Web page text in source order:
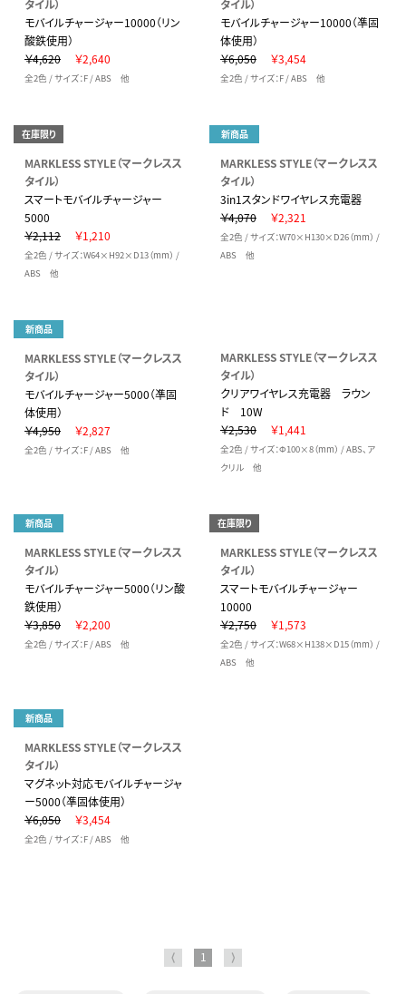
タイル）
モバイルチャージャー10000（リン
酸鉄使用）
￥4,620
￥2,640
全2色 / サイズ：F / ABS 他
タイル）
モバイルチャージャー10000（凖固
体使用）
￥6,050
￥3,454
全2色 / サイズ：F / ABS 他
在庫限り
MARKLESS STYLE（マークレスス
タイル）
スマートモバイルチャージャー
5000
￥2,112
￥1,210
全2色 / サイズ：W64×H92×D13（mm） /
ABS 他
新商品
MARKLESS STYLE（マークレスス
タイル）
3in1スタンドワイヤレス充電器
￥4,070
￥2,321
全2色 / サイズ：W70×H130×D26（mm） /
ABS 他
新商品
MARKLESS STYLE（マークレスス
タイル）
モバイルチャージャー5000（凖固
体使用）
￥4,950
￥2,827
全2色 / サイズ：F / ABS 他
MARKLESS STYLE（マークレスス
タイル）
クリアワイヤレス充電器 ラウン
ド 10W
￥2,530
￥1,441
全2色 / サイズ：Φ100×8（mm） / ABS、ア
クリル 他
新商品
MARKLESS STYLE（マークレスス
タイル）
モバイルチャージャー5000（リン酸
鉄使用）
￥3,850
￥2,200
全2色 / サイズ：F / ABS 他
在庫限り
MARKLESS STYLE（マークレスス
タイル）
スマートモバイルチャージャー
10000
￥2,750
￥1,573
全2色 / サイズ：W68×H138×D15（mm） /
ABS 他
新商品
MARKLESS STYLE（マークレスス
タイル）
マグネット対応モバイルチャージャ
ー5000（凖固体使用）
￥6,050
￥3,454
全2色 / サイズ：F / ABS 他
⟨ 1 ⟩